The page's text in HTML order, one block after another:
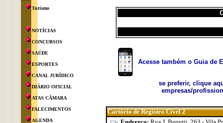
Turismo
NOTÍCIAS
CONCURSOS
SAÚDE
ESPORTES
CANAL JURÍDICO
DIÁRIO OFICIAL
ATAS CÂMARA
FALECIMENTOS
AGENDA
Acesse também o Guia de
se preferir, clique
empresas/
Cartório de Registro Cível 2